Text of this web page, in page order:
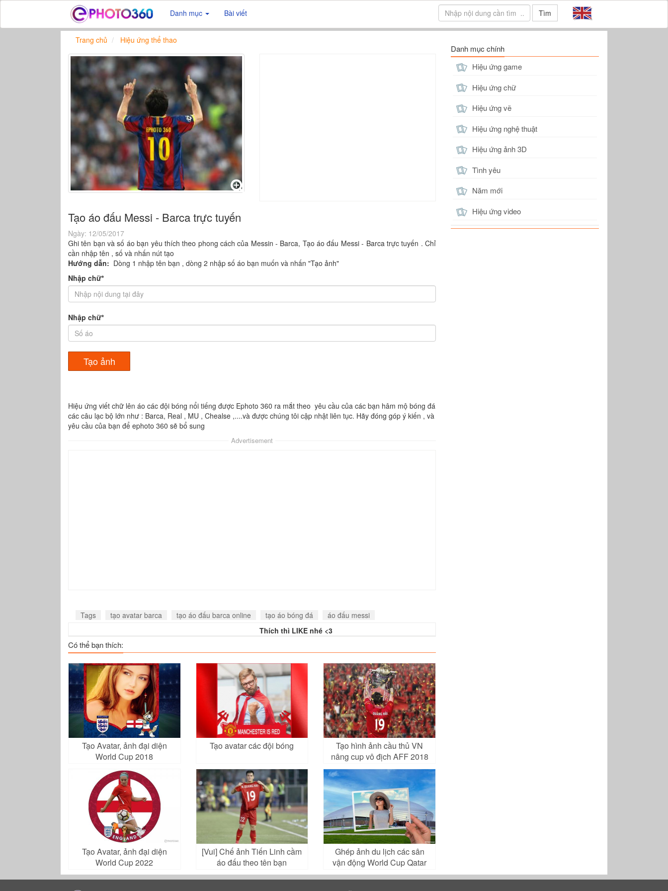
Danh mục Bài viết Tìm
Trang chủ Hiệu ứng thể thao
Tạo áo đấu Messi - Barca trực tuyến
Ngày: 12/05/2017
Ghi tên bạn và số áo bạn yêu thích theo phong cách của Messin - Barca, Tạo áo đấu Messi - Barca trực tuyến . Chỉ
cần nhập tên , số và nhấn nút tạo
Hướng dẫn: Dòng 1 nhập tên bạn , dòng 2 nhập số áo bạn muốn và nhấn "Tạo ảnh"
Nhập chữ*
Nhập chữ*
Hiệu ứng viết chữ lên áo các đội bóng nổi tiếng được Ephoto 360 ra mắt theo yêu cầu của các bạn hâm mộ bóng đá
các câu lạc bộ lớn như : Barca, Real , MU , Chealse ,....và được chúng tôi cập nhật liên tục. Hãy đóng góp ý kiến , và
yêu cầu của bạn để ephoto 360 sẽ bổ sung
Advertisement
Tags tạo avatar barca tạo áo đấu barca online tạo áo bóng đá
áo đấu messi
Thích thì LIKE nhé <3
Có thể bạn thích:
Tạo Avatar, ảnh đại diện
World Cup 2018
Tạo avatar các đội bóng
Tạo hình ảnh cầu thủ VN
nâng cup vô địch AFF 2018
Tạo Avatar, ảnh đại diện
World Cup 2022
[Vui] Chế ảnh Tiến Linh cầm
áo đấu theo tên bạn
Ghép ảnh du lịch các sân
vận động World Cup Qatar
2022
Danh mục chính
Hiệu ứng game
Hiệu ứng chữ
Hiệu ứng vẽ
Hiệu ứng nghệ thuật
Hiệu ứng ảnh 3D
Tình yêu
Năm mới
Hiệu ứng video